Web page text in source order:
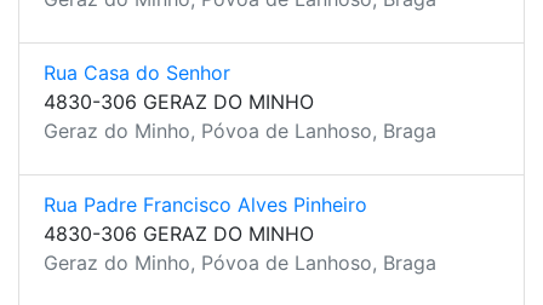
Rua Casa do Senhor
4830-306 GERAZ DO MINHO
Geraz do Minho, Póvoa de Lanhoso, Braga
Rua Padre Francisco Alves Pinheiro
4830-306 GERAZ DO MINHO
Geraz do Minho, Póvoa de Lanhoso, Braga